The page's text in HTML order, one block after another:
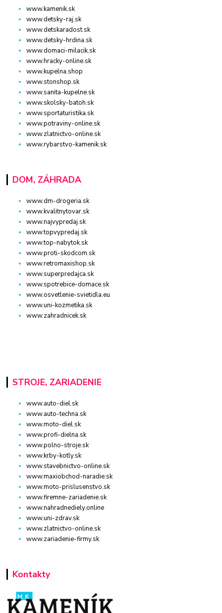
www.kamenik.sk
www.detsky-raj.sk
www.detskaradost.sk
www.detsky-hrdina.sk
www.domaci-milacik.sk
www.hracky-online.sk
www.kupelna.shop
www.stonshop.sk
www.sanita-kupelne.sk
www.skolsky-batoh.sk
www.sportaturistika.sk
www.potraviny-online.sk
www.zlatnictvo-online.sk
www.rybarstvo-kamenik.sk
DOM, ZÁHRADA
www.dm-drogeria.sk
www.kvalitnytovar.sk
www.najvypredaj.sk
www.topvypredaj.sk
www.top-nabytok.sk
www.proti-skodcom.sk
www.retromaxishop.sk
www.superpredajca.sk
www.spotrebice-domace.sk
www.osvetlenie-svietidla.eu
www.uni-kozmetika.sk
www.zahradnicek.sk
STROJE, ZARIADENIE
www.auto-diel.sk
www.auto-techna.sk
www.moto-diel.sk
www.profi-dielna.sk
www.polno-stroje.sk
www.krby-kotly.sk
www.stavebnictvo-online.sk
www.maxiobchod-naradie.sk
www.moto-prislusenstvo.sk
www.firemne-zariadenie.sk
www.nahradnediely.online
www.uni-zdrav.sk
www.zlatnictvo-online.sk
www.zariadenie-firmy.sk
Kontakty